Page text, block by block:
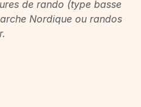
de rando (type basse
Nordique ou randos